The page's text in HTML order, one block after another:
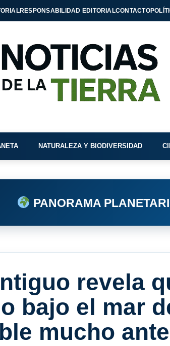
RESPONSABILIDAD EDITORIALCONTACTO
NATURALEZA Y BIODIVERSIDAD
PANORAMA
revela
bajo el mar
mucho